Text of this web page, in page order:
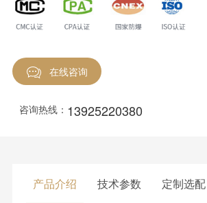
在线咨询
咨询热线： 13925220380
产品介绍 技术参数 定制选配